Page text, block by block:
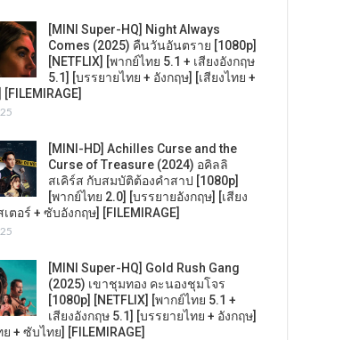
[MINI Super-HQ] Night Always
Comes (2025) คืนวันอันตราย [1080p]
[NETFLIX] [พากย์ไทย 5.1 + เสียงอังกฤษ
5.1] [บรรยายไทย + อังกฤษ] [เสียงไทย +
[MINI-HD] Achilles Curse and the
Curse of Treasure (2024) อคิลลิ
สเคิร์ส กับสมบัติต้องคำสาป [1080p]
[พากย์ไทย 2.0] [บรรยายอังกฤษ] [เสียง
ตอร์ + ซับอังกฤษ] [FILEMIRAGE]
[MINI Super-HQ] Gold Rush Gang
(2025) เขาชุมทอง คะนองชุมโจร
[1080p] [NETFLIX] [พากย์ไทย 5.1 +
เสียงอังกฤษ 5.1] [บรรยายไทย + อังกฤษ]
ย + ซับไทย] [FILEMIRAGE]